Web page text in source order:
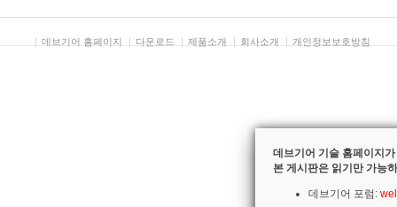
데브기어 홈페이지 다운로드 제품소개 회사소개 개인정보보호방침
데브기어 기술 홈페이지
본 게시판은 읽기만 가능
데브기어 포럼: